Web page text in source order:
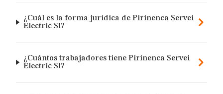
¿Cuál es la forma jurídica de Pirinenca Servei
Electric Sl?
¿Cuántos trabajadores tiene Pirinenca Servei
Electric Sl?